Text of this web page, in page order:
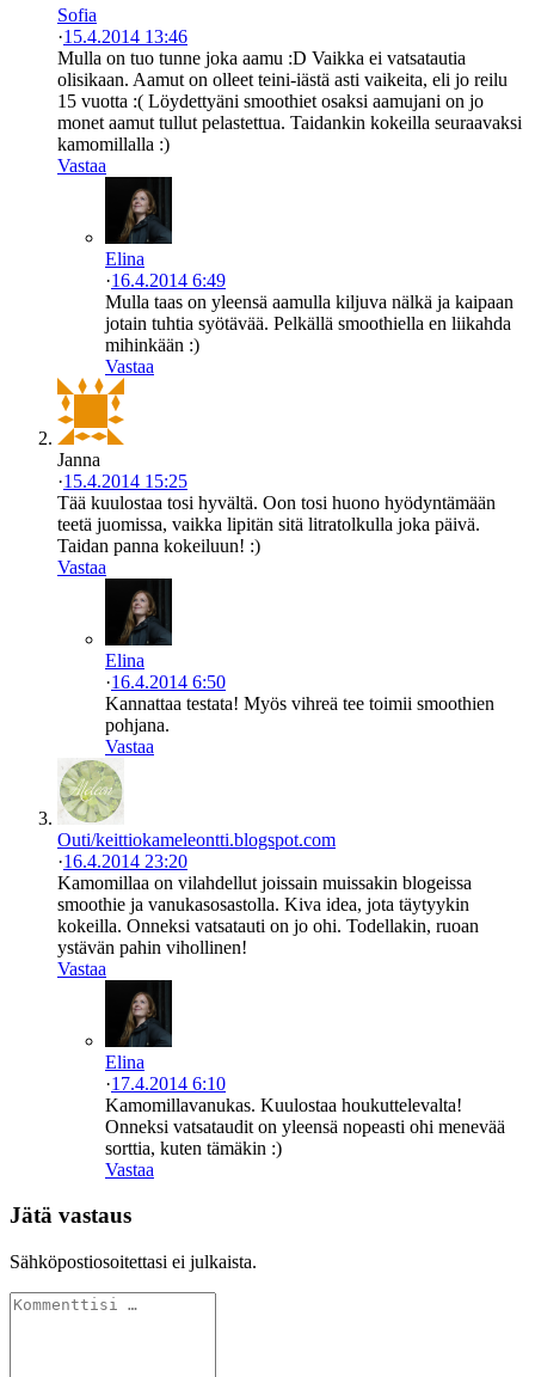
Sofia
·15.4.2014 13:46
Mulla on tuo tunne joka aamu :D Vaikka ei vatsatautia
olisikaan. Aamut on olleet teini-iästä asti vaikeita, eli jo reilu
15 vuotta :( Löydettyäni smoothiet osaksi aamujani on jo
monet aamut tullut pelastettua. Taidankin kokeilla seuraavaksi
kamomillalla :)
Vastaa
Elina
·16.4.2014 6:49
Mulla taas on yleensä aamulla kiljuva nälkä ja kaipaan
jotain tuhtia syötävää. Pelkällä smoothiella en liikahda
mihinkään :)
Vastaa
Janna
·15.4.2014 15:25
Tää kuulostaa tosi hyvältä. Oon tosi huono hyödyntämään
teetä juomissa, vaikka lipitän sitä litratolkulla joka päivä.
Taidan panna kokeiluun! :)
Vastaa
Elina
·16.4.2014 6:50
Kannattaa testata! Myös vihreä tee toimii smoothien
pohjana.
Vastaa
Outi/keittiokameleontti.blogspot.com
·16.4.2014 23:20
Kamomillaa on vilahdellut joissain muissakin blogeissa
smoothie ja vanukasosastolla. Kiva idea, jota täytyykin
kokeilla. Onneksi vatsatauti on jo ohi. Todellakin, ruoan
ystävän pahin vihollinen!
Vastaa
Elina
·17.4.2014 6:10
Kamomillavanukas. Kuulostaa houkuttelevalta!
Onneksi vatsataudit on yleensä nopeasti ohi menevää
sorttia, kuten tämäkin :)
Vastaa
Jätä vastaus
Sähköpostiosoitettasi ei julkaista.